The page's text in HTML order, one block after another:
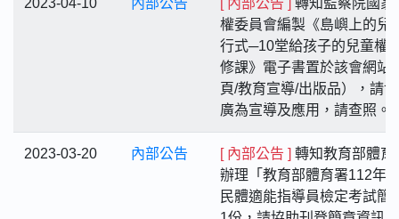
2023-04-10 內部公告 [ 內部公告 ] 轉知監察院國家
權委員會編製《島嶼上的兒
行式─10堂給孩子的兒童權
修課》電子書置於該會網站
頁/教育宣導/出版品），請
廣為宣導及應用，請查照。
2023-03-20 內部公告 [ 內部公告 ] 轉知教育部體育
辦理「教育部體育署112年
民體適能指導員檢定考試簡